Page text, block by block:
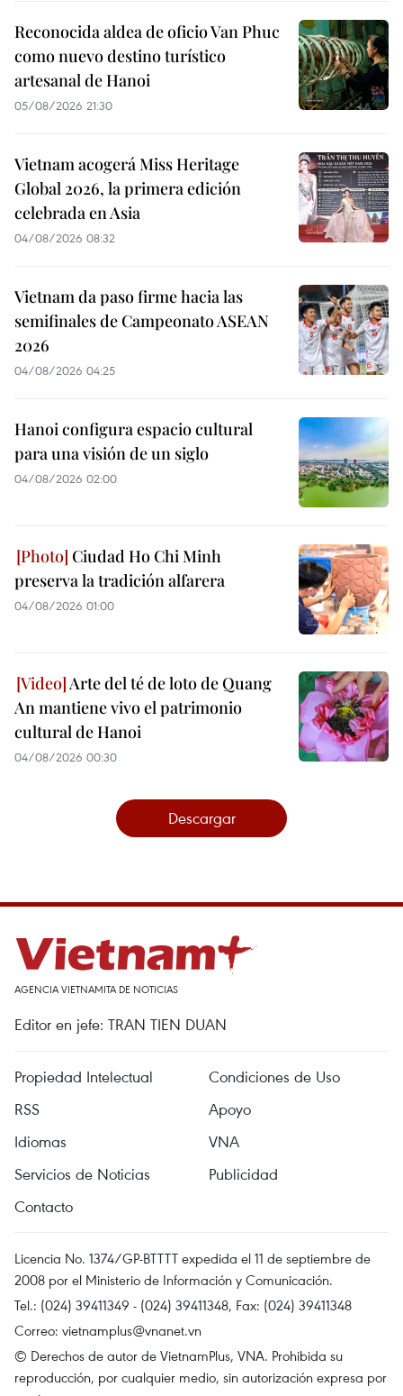
Reconocida aldea de oficio Van Phuc
como nuevo destino turístico
artesanal de Hanoi
05/08/2026 21:30
Vietnam acogerá Miss Heritage
Global 2026, la primera edición
celebrada en Asia
04/08/2026 08:32
Vietnam da paso firme hacia las
semifinales de Campeonato ASEAN
2026
04/08/2026 04:25
Hanoi configura espacio cultural
para una visión de un siglo
04/08/2026 02:00
Ciudad Ho Chi Minh
preserva la tradición alfarera
04/08/2026 01:00
Arte del té de loto de Quang
An mantiene vivo el patrimonio
cultural de Hanoi
04/08/2026 00:30
Descargar
AGENCIA VIETNAMITA DE NOTICIAS
Editor en jefe: TRAN TIEN DUAN
Propiedad Intelectual
Condiciones de Uso
RSS
Apoyo
Idiomas
VNA
Servicios de Noticias
Publicidad
Contacto
Licencia No. 1374/GP-BTTTT expedida el 11 de septiembre de
2008 por el Ministerio de Información y Comunicación.
Tel.: (024) 39411349 - (024) 39411348, Fax: (024) 39411348
Correo: vietnamplus@vnanet.vn
© Derechos de autor de VietnamPlus, VNA. Prohibida su
reproducción, por cualquier medio, sin autorización expresa por